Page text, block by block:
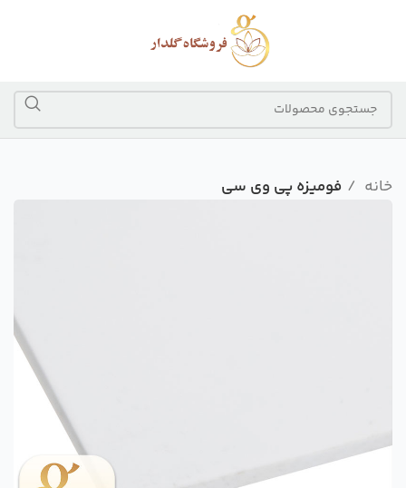
خانه فومیزه پی وی سی